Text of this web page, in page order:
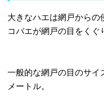
大きなハエは網戸からの
コバエが網戸の目をくぐ
一般的な網戸の目のサイ
メートル。